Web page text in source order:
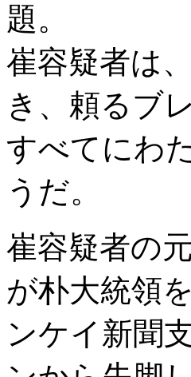
題。
崔容疑者は
き、頼るブ
すべてにわ
うだ。
崔容疑者の
が朴大統領
ンケイ新聞